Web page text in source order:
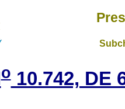
o10.742, DE